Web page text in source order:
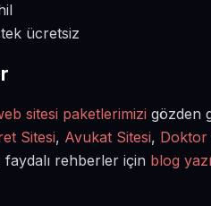
ücretsiz
sitesi paketlerimizi gözden
Sitesi, Avukat Sitesi, Doktor
faydalı rehberler için blog